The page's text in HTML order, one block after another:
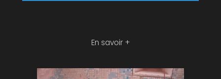
En savoir +